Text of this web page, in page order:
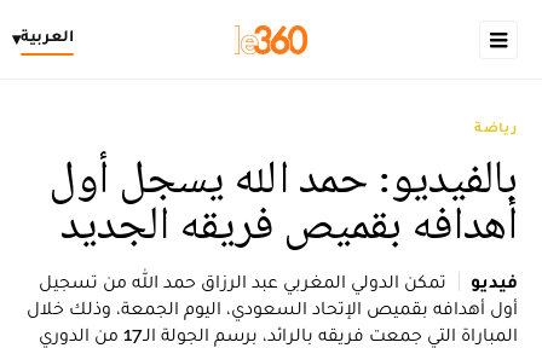
العربية▾
رياضة
بالفيديو: حمد الله يسجل أول
أهدافه بقميص فريقه الجديد
فيديو
تمكن الدولي المغربي عبد الرزاق حمد الله من تسجيل
أول أهدافه بقميص الإتحاد السعودي، اليوم الجمعة، وذلك خلال
المباراة التي جمعت فريقه بالرائد، برسم الجولة الـ17 من الدوري